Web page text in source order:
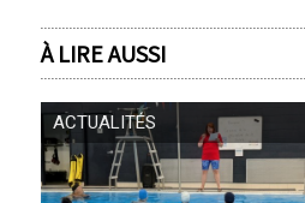
À LIRE AUSSI
ACTUALITÉS